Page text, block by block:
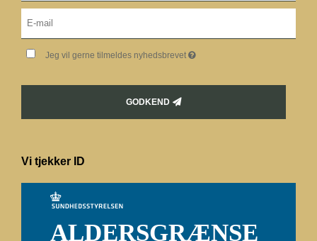
Jeg vil gerne tilmeldes nyhedsbrevet
GODKEND
Vi tjekker ID